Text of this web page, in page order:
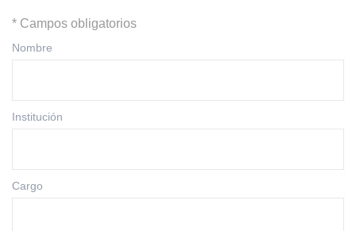
* Campos obligatorios
Nombre
Institución
Cargo